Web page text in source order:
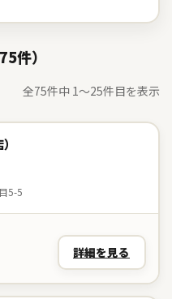
件）
全75件中 1〜25件目を表示
5-5
詳細を見る